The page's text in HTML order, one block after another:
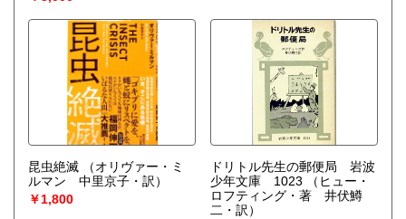
昆虫絶滅
（オリヴァー・ミ
ルマン 中里京子・訳）
￥1,800
ドリトル先生の郵便局 岩波
少年文庫 1023
（ヒュー・
ロフティング・著 井伏鱒
二・訳）